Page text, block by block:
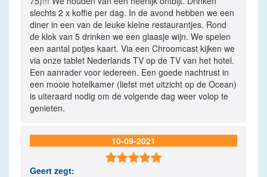
slechts 2 x koffie per dag. In de avond hebben we een
diner in een van de leuke kleine restaurantjes. Rond
de klok van 5 drinken we een glaasje wijn. We spelen
een aantal potjes kaart. Via een Chroomcast kijken we
via onze tablet Nederlands TV op de TV van het hotel.
Een aanrader voor iedereen. Een goede nachtrust in
een mooie hotelkamer (liefst met uitzicht op de Ocean)
is uiteraard nodig om de volgende dag weer volop te
genieten.
10-09-2021

Geert zegt: